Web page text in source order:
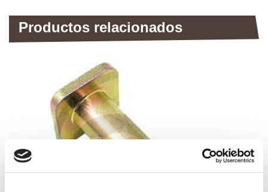
Productos relacionados